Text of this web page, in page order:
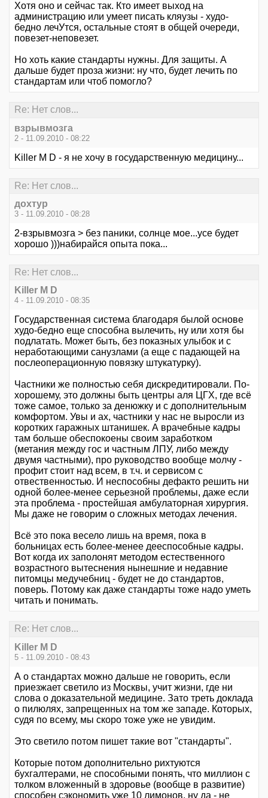
Хотя оно и сейчас так. Кто имеет выход на
администрацию или умеет писать кляузы - худо-
бедно лечУтся, остальные стоят в общей очереди,
повезет-неповезет.
Но хоть какие стандарты нужны. Для защиты. А
дальше будет проза жизни: ну что, будет лечить по
стандартам или чтоб помогло?
Re: Нет слов...
взрывмозга
2 - 11.09.2010 - 08:22
Killer M D - я не хочу в государственную медицину...
Re: Нет слов...
дохтур
3 - 11.09.2010 - 08:28
2-взрывмозга > без паники, солнце мое...усе будет
хорошо )))набирайся опыта пока...
Re: Нет слов...
Killer M D
4 - 11.09.2010 - 08:35
Государственная система благодаря былой основе
худо-бедно еще способна вылечить, ну или хотя бы
подлатать. Может быть, без показных улыбок и с
неработающими санузлами (а еще с падающей на
послеоперационную повязку штукатурку).
Частники же полностью себя дискредитировали. По-
хорошему, это должны быть центры аля ЦГХ, где всё
тоже самое, только за денюжку и с дополнительным
комфортом. Увы и ах, частники у нас не выросли из
коротких гаражных штанишек. А врачебные кадры
там больше обеспокоены своим заработком
(метания между гос и частным ЛПУ, либо между
двумя частными), про руководство вообще молчу -
профит стоит над всем, в т.ч. и сервисом с
отвественностью. И неспособны дефакто решить ни
одной более-менее серьезной проблемы, даже если
эта проблема - простейшая амбулаторная хирургия.
Мы даже не говорим о сложных методах лечения.
Всё это пока весело лишь на время, пока в
больницах есть более-менее дееспособные кадры.
Вот когда их заполонят методом естественного
возрастного вытеснения нынешние и недавние
питомцы медучебниц - будет не до стандартов,
поверь. Потому как даже стандарты тоже надо уметь
читать и понимать.
Re: Нет слов...
Killer M D
5 - 11.09.2010 - 08:43
А о стандартах можно дальше не говорить, если
приезжает светило из Москвы, учит жизни, где ни
слова о доказательной медицине. Зато треть доклада
о пилюлях, запрещенных на том же западе. Которых,
судя по всему, мы скоро тоже уже не увидим.
Это светило потом пишет такие вот "стандарты".
Которые потом дополнительно рихтуются
бухгалтерами, не способными понять, что миллион с
толком вложенный в здоровье (вообще в развитие)
способен сэкономить уже 10 лимонов, ну да - не